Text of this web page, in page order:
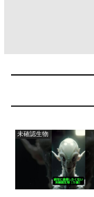
未確認生物